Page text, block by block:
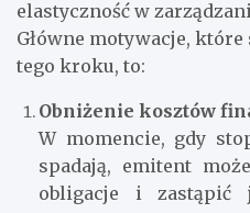
elastyczność w
Główne motywacje,
tego kroku, to:
Obniżenie kosztów
W momencie, gdy
spadają, emitent
obligacje i